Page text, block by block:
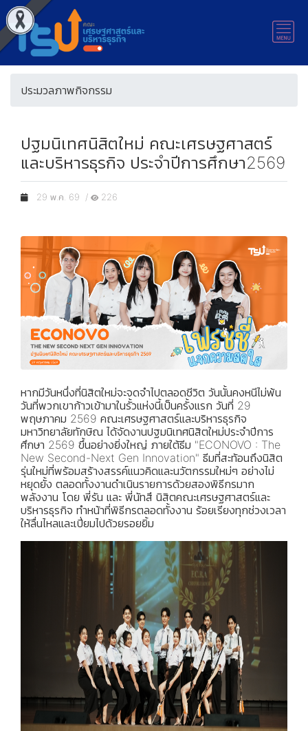
ประมวลภาพกิจกรรม
ปฐมนิเทศนิสิตใหม่ คณะเศรษฐศาสตร์
และบริหารธุรกิจ ประจำปีการศึกษา2569
29 พ.ค. 69 / 226
หากมีวันหนึ่งที่นิสิตใหม่จะจดจำไปตลอดชีวิต วันนั้นคงหนีไม่พ้น
วันที่พวกเขาก้าวเข้ามาในรั้วแห่งนี้เป็นครั้งแรก วันที่ 29
พฤษภาคม 2569 คณะเศรษฐศาสตร์และบริหารธุรกิจ
มหาวิทยาลัยทักษิณ ได้จัดงานปฐมนิเทศนิสิตใหม่ประจำปีการ
ศึกษา 2569 ขึ้นอย่างยิ่งใหญ่ ภายใต้ธีม "ECONOVO : The
New Second-Next Gen Innovation" ธีมที่สะท้อนถึงนิสิต
รุ่นใหม่ที่พร้อมสร้างสรรค์แนวคิดและนวัตกรรมใหม่ๆ อย่างไม่
หยุดยั้ง ตลอดทั้งงานดำเนินรายการด้วยสองพิธีกรมาก
พลังงาน โดย พี่รัน และ พี่นัทสึ นิสิตคณะเศรษฐศาสตร์และ
บริหารธุรกิจ ทำหน้าที่พิธีกรตลอดทั้งงาน ร้อยเรียงทุกช่วงเวลา
ให้ลื่นไหลและเปี่ยมไปด้วยรอยยิ้ม